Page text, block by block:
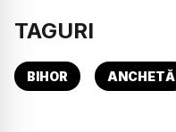
TAGURI
BIHOR ANCHETĂ